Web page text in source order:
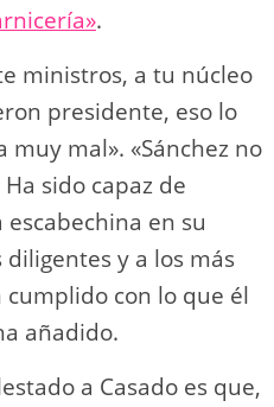
.
ministros, a tu núcleo
presidente, eso lo
mal». «Sánchez no
sido capaz de
en su
y a los más
con lo que él
añadido.
a Casado es que,